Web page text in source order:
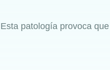
patología provoca que